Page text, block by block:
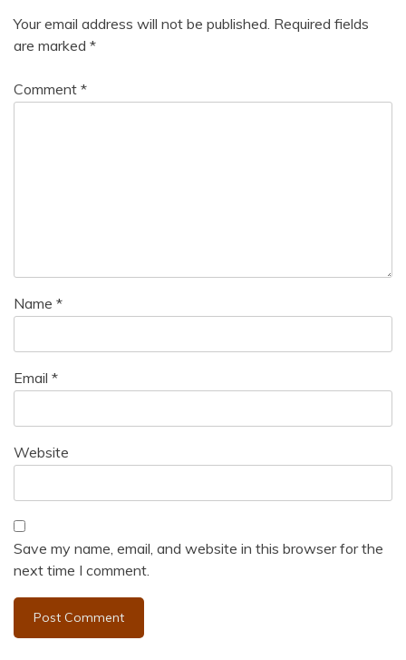
Your email address will not be published. Required fields
are marked *
Comment *
Name *
Email *
Website
Save my name, email, and website in this browser for the
next time I comment.